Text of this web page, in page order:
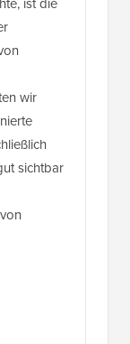
ist die
wir
sichtbar